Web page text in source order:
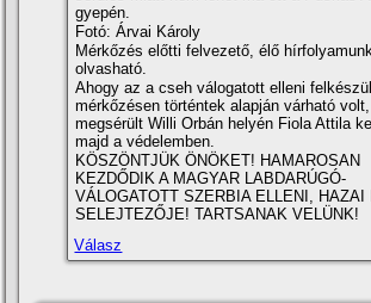
gyepén.
Fotó: Árvai Károly
Mérkőzés előtti felvezető, élő
olvasható.
Ahogy az a cseh válogatott elleni
mérkőzésen történtek alapján várható
megsérült Willi Orbán helyén Fiola Attila
majd a védelemben.
KÖSZÖNTJÜK ÖNÖKET! HAMAROSAN
KEZDŐDIK A MAGYAR LABDARÚGÓ-
VÁLOGATOTT SZERBIA ELLENI, HAZAI
SELEJTEZŐJE! TARTSANAK VELÜNK!
Válasz